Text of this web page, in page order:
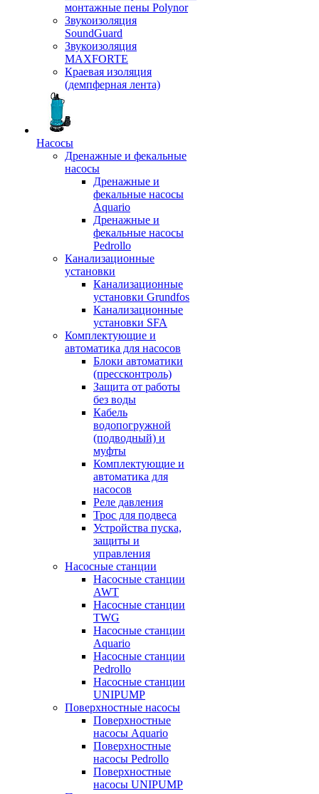
монтажные пены Polynor
Звукоизоляция
SoundGuard
Звукоизоляция
MAXFORTE
Краевая изоляция
(демпферная лента)
Насосы
Дренажные и фекальные
насосы
Дренажные и
фекальные насосы
Aquario
Дренажные и
фекальные насосы
Pedrollo
Канализационные
установки
Канализационные
установки Grundfos
Канализационные
установки SFA
Комплектующие и
автоматика для насосов
Блоки автоматики
(прессконтроль)
Защита от работы
без воды
Кабель
водопогружной
(подводный) и
муфты
Комплектующие и
автоматика для
насосов
Реле давления
Трос для подвеса
Устройства пуска,
защиты и
управления
Насосные станции
Насосные станции
AWT
Насосные станции
TWG
Насосные станции
Aquario
Насосные станции
Pedrollo
Насосные станции
UNIPUMP
Поверхностные насосы
Поверхностные
насосы Aquario
Поверхностные
насосы Pedrollo
Поверхностные
насосы UNIPUMP